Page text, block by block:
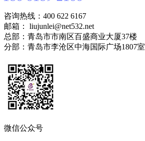
咨询热线：400 622 6167
邮箱： liujunlei@net532.net
总部：青岛市市南区百盛商业大厦37楼
分部：青岛市李沧区中海国际广场1807室
微信公众号